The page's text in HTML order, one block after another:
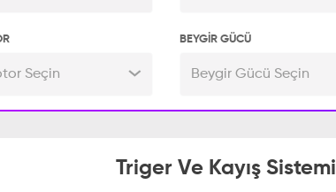
Seçin
BEYGİR GÜCÜ
Beygir Gücü Seçin
Triger Ve Kayış Sistemi